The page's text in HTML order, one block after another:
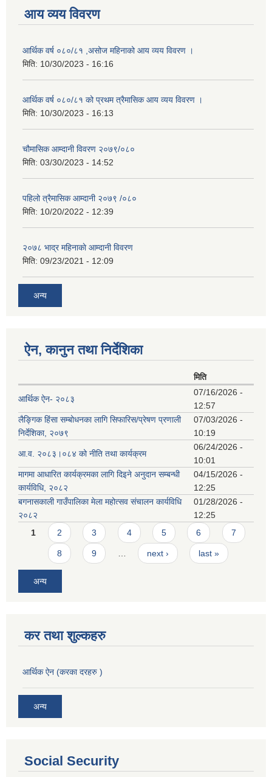
आय व्यय विवरण
आर्थिक वर्ष ०८०/८१ ,असोज महिनाको आय व्यय विवरण ।
मिति: 10/30/2023 - 16:16
आर्थिक वर्ष ०८०/८१ को प्रथम त्रैमासिक आय व्यय विवरण ।
मिति: 10/30/2023 - 16:13
चौमासिक आम्दानी विवरण २०७९/०८०
मिति: 03/30/2023 - 14:52
पहिलो त्रैमासिक आम्दानी २०७९ /०८०
मिति: 10/20/2022 - 12:39
२०७८ भाद्र महिनाकाे आम्दानी विवरण
मिति: 09/23/2021 - 12:09
अन्य
ऐन, कानुन तथा निर्देशिका
मिति
आर्थिक ऐन- २०८३
07/16/2026 -
12:57
लैङ्गिक हिंसा सम्बोधनका लागि सिफारिस/प्रेषण प्रणाली
निर्देशिका, २०७९
07/03/2026 -
10:19
आ.व. २०८३।०८४ को नीति तथा कार्यक्रम
06/24/2026 -
10:01
मागमा आधारित कार्यक्रमका लागि दिइने अनुदान सम्बन्धी
कार्यविधि, २०८२
04/15/2026 -
12:25
बगनासकाली गाउँपालिका मेला महोत्सव संचालन कार्यविधि
२०८२
01/28/2026 -
12:25
Pages
1 2 3 4 5 6 7
8 9 next › last »
अन्य
कर तथा शुल्कहरु
आर्थिक ऐन (करका दरहरु )
अन्य
Social Security